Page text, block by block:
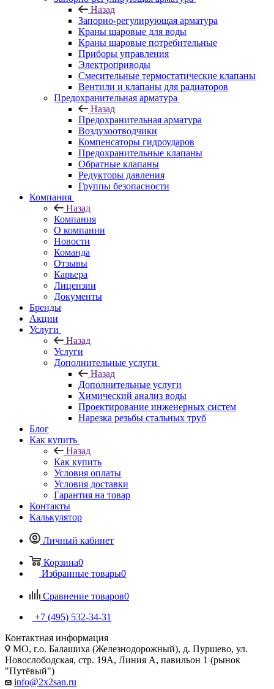
Назад
Запорно-регулирующая арматура
Краны шаровые для воды
Краны шаровые потребительные
Приборы управления
Электроприводы
Смесительные термостатические клапаны
Вентили и клапаны для радиаторов
Предохранительная арматура
Назад
Предохранительная арматура
Воздухоотводчики
Компенсаторы гидроударов
Предохранительные клапаны
Обратные клапаны
Редукторы давления
Группы безопасности
Компания
Назад
Компания
О компании
Новости
Команда
Отзывы
Карьера
Лицензии
Документы
Бренды
Акции
Услуги
Назад
Услуги
Дополнительные услуги
Назад
Дополнительные услуги
Химический анализ воды
Проектирование инженерных систем
Нарезка резьбы стальных труб
Блог
Как купить
Назад
Как купить
Условия оплаты
Условия доставки
Гарантия на товар
Контакты
Калькулятор
Личный кабинет
Корзина0
Избранные товары0
Сравнение товаров0
+7 (495) 532‑34‑31
Контактная информация
МО, г.о. Балашиха (Железнодорожный), д. Пуршево, ул.
Новослободская, стр. 19А, Линия А, павильон 1 (рынок
"Путёвый")
info@2x2san.ru